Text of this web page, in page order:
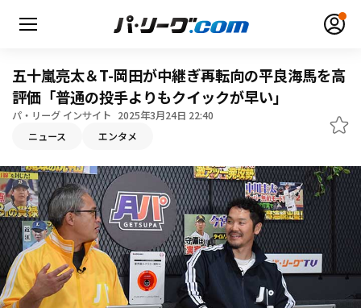
HOME
動画
日程・結果
順位表･成績
五十嵐亮太＆T-岡田が中継ぎ再転向の平良海馬を高
評価「普通の投手よりもクイックが早い」
パ・リーグ インサイト 2025年3月24日 22:40
ニュース エンタメ